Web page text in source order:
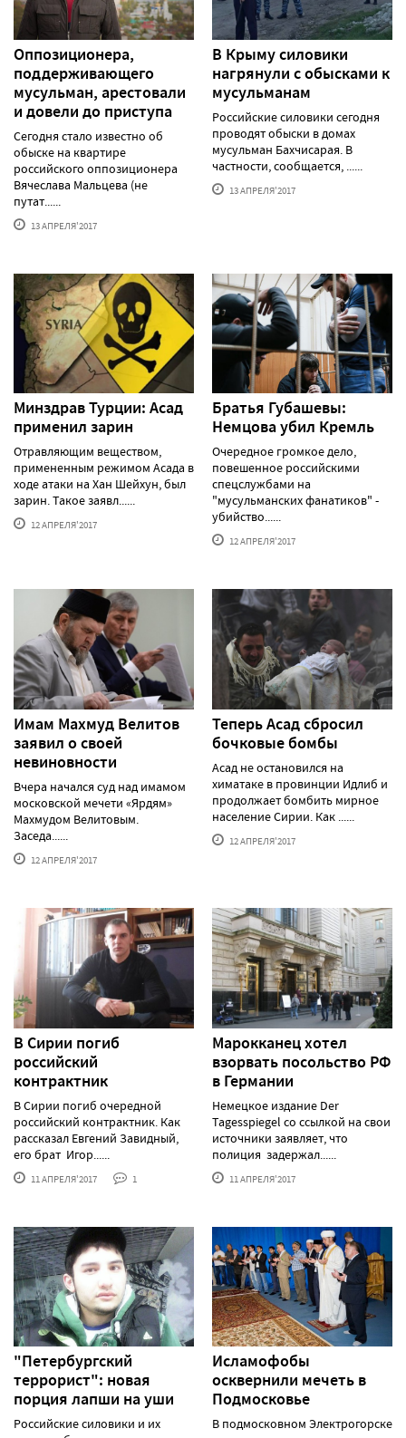
Оппозиционера,
поддерживающего
мусульман, арестовали
и довели до приступа
Сегодня стало известно об
обыске на квартире
российского оппозиционера
Вячеслава Мальцева (не
путат......
13 АПРЕЛЯ'2017
В Крыму силовики
нагрянули с обысками к
мусульманам
Российские силовики сегодня
проводят обыски в домах
мусульман Бахчисарая. В
частности, сообщается, ......
13 АПРЕЛЯ'2017
Минздрав Турции: Асад
применил зарин
Отравляющим веществом,
примененным режимом Асада в
ходе атаки на Хан Шейхун, был
зарин. Такое заявл......
12 АПРЕЛЯ'2017
Братья Губашевы:
Немцова убил Кремль
Очередное громкое дело,
повешенное российскими
спецслужбами на
"мусульманских фанатиков" -
убийство......
12 АПРЕЛЯ'2017
Имам Махмуд Велитов
заявил о своей
невиновности
Вчера начался суд над имамом
московской мечети «Ярдям»
Махмудом Велитовым.
Заседа......
12 АПРЕЛЯ'2017
Теперь Асад сбросил
бочковые бомбы
Асад не остановился на
химатаке в провинции Идлиб и
продолжает бомбить мирное
население Сирии. Как ......
12 АПРЕЛЯ'2017
В Сирии погиб
российский
контрактник
В Сирии погиб очередной
российский контрактник. Как
рассказал Евгений Завидный,
его брат Игор......
11 АПРЕЛЯ'2017 1
Марокканец хотел
взорвать посольство РФ
в Германии
Немецкое издание Der
Tagesspiegel со ссылкой на свои
источники заявляет, что
полиция задержал......
11 АПРЕЛЯ'2017
"Петербургский
террорист": новая
порция лапши на уши
Российские силовики и их
Исламофобы
осквернили мечеть в
Подмосковье
В подмосковном Электрогорске